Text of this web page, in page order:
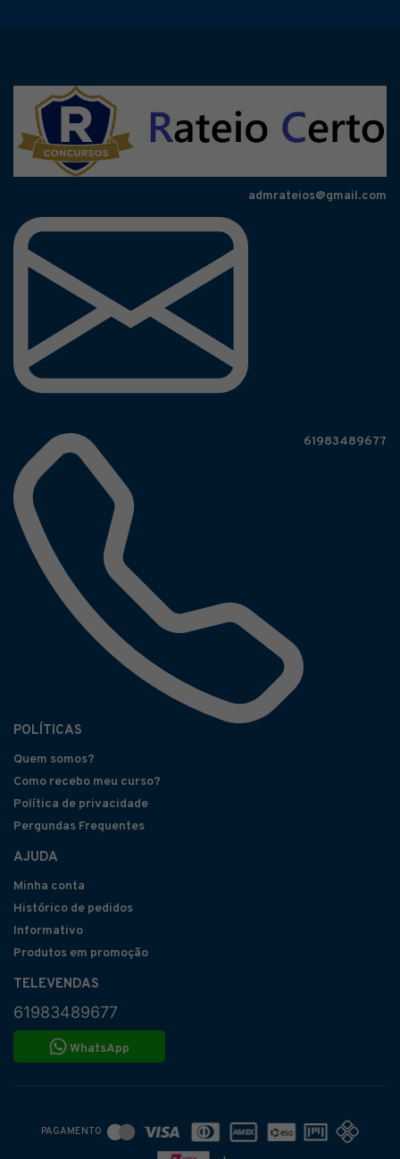
admrateios@gmail.com
61983489677
POLÍTICAS
Quem somos?
Como recebo meu curso?
Política de privacidade
Pergundas Frequentes
AJUDA
Minha conta
Histórico de pedidos
Informativo
Produtos em promoção
TELEVENDAS
61983489677
WhatsApp
PAGAMENTO